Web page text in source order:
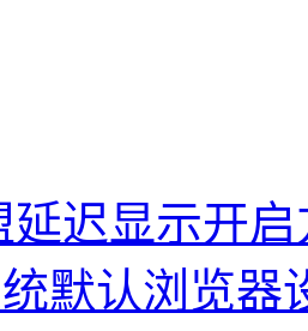
延迟显示开
默认浏览器